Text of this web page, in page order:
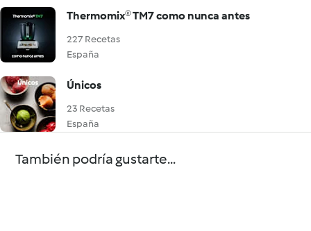
Thermomix® TM7 como nunca antes
227 Recetas
España
Únicos
23 Recetas
España
También podría gustarte...